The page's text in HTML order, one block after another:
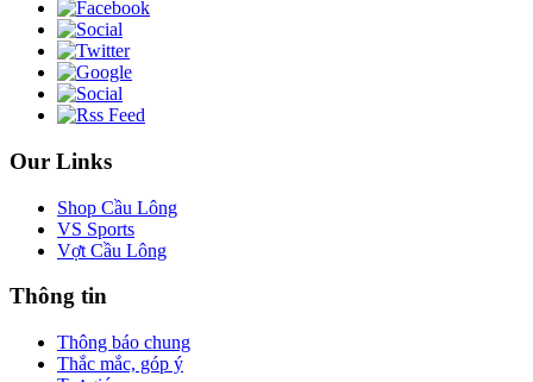
Our Links
Shop Cầu Lông
VS Sports
Vợt Cầu Lông
Thông tin
Thông báo chung
Thắc mắc, góp ý